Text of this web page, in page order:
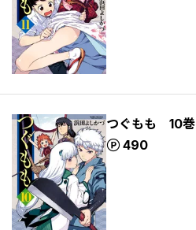
つぐもも 10巻
490
ポイント